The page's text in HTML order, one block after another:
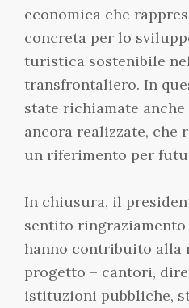
economica che
concreta per lo
turistica sostenibile
transfrontaliero. In
state richiamate
ancora realizzate, che
un riferimento per
In chiusura, il
sentito
hanno contribuito alla
progetto – cantori,
istituzioni pubbliche,